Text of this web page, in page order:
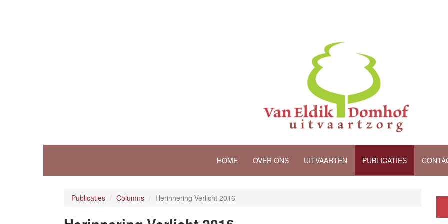
HOME OVER ONS UITVAARTEN PUBLICATIES
Publicaties Columns Herinnering Verlicht 2016